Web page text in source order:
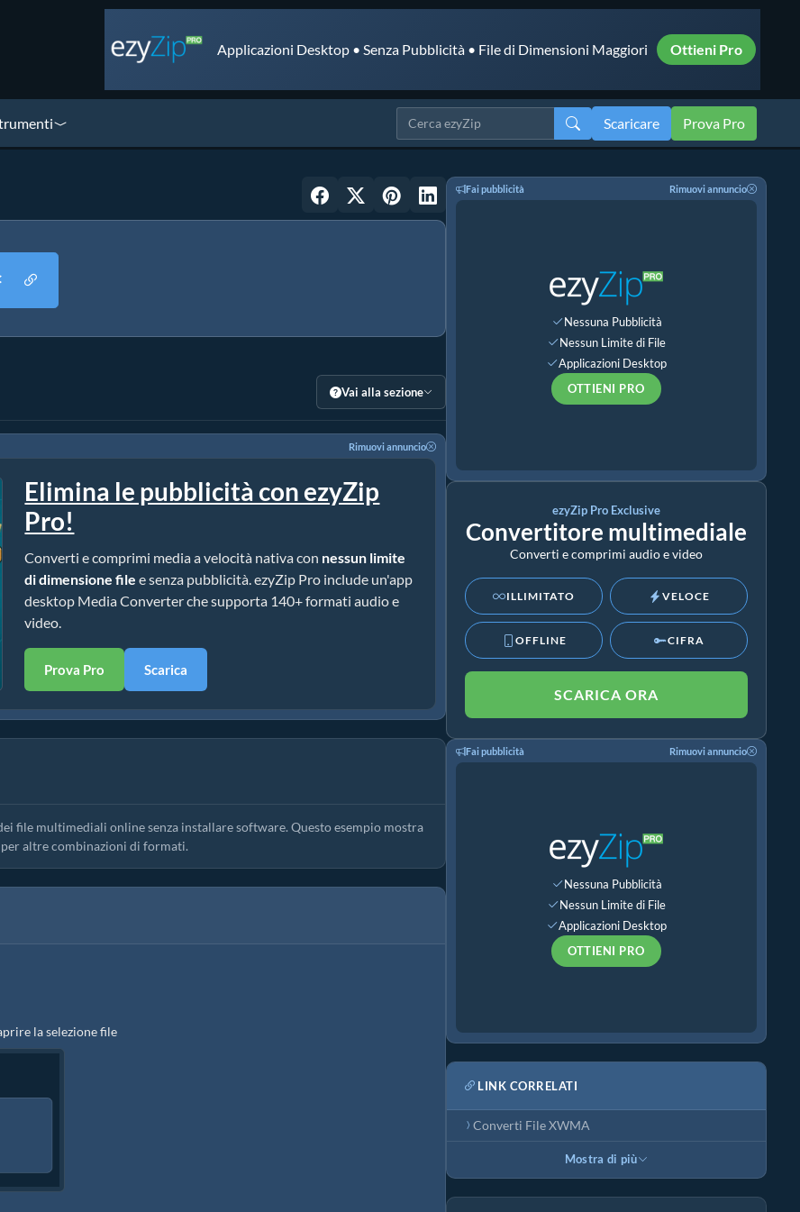
Applicazioni Desktop • Senza Pubblicità • File di Dimensioni Maggiori Ottieni Pro
Scaricare Prova Pro
Vai alla sezione
Rimuovi annuncio
Elimina le pubblicità con ezyZip
Pro!
Converti e comprimi media a velocità nativa con nessun limite
di dimensione file e senza pubblicità. ezyZip Pro include un'app
desktop Media Converter che supporta 140+ formati audio e
video.
Prova Pro Scarica
file multimediali online senza installare software. Questo esempio mostra
per altre combinazioni di formati.
la selezione file
Fai pubblicità Rimuovi annuncio
Nessuna Pubblicità
Nessun Limite di File
Applicazioni Desktop
OTTIENI PRO
ezyZip Pro Exclusive
Convertitore multimediale
Converti e comprimi audio e video
ILLIMITATO VELOCE
OFFLINE CIFRA
SCARICA ORA
Fai pubblicità Rimuovi annuncio
Nessuna Pubblicità
Nessun Limite di File
Applicazioni Desktop
OTTIENI PRO
LINK CORRELATI
Converti File XWMA
Mostra di più